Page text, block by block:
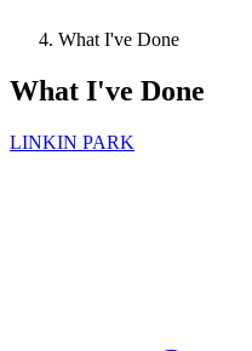
What I've Done
What I've Done
LINKIN PARK